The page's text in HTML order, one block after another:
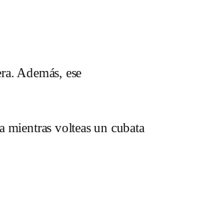
Además, ese
mientras volteas un cubata